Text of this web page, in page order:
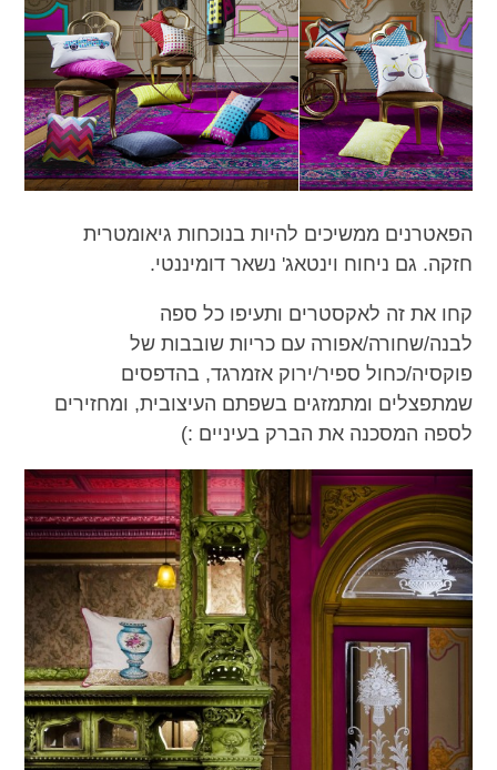
הפאטרנים ממשיכים להיות בנוכחות גיאומטרית
חזקה. גם ניחוח וינטאג' נשאר דומיננטי.
קחו את זה לאקסטרים ותעיפו כל ספה
לבנה/שחורה/אפורה עם כריות שובבות של
פוקסיה/כחול ספיר/ירוק אזמרגד, בהדפסים
שמתפצלים ומתמזגים בשפתם העיצובית, ומחזירים
לספה המסכנה את הברק בעיניים :)